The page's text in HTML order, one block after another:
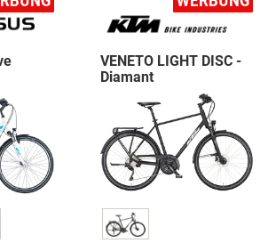
VENETO LIGHT DISC -
Diamant